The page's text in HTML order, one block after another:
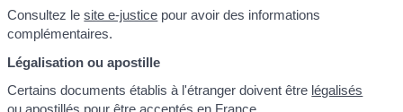
Consultez lesite e-justice pour avoir des informations
complémentaires.
Légalisation ou apostille
Certains documents établis à l'étranger doivent être légalisés
ouapostillés pour être acceptés en France.